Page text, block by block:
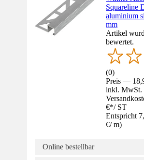
Squareline
aluminium
mm
Artikel
bewertet.
(0)
Preis —
inkl. MwSt.
€*/ ST
Entspricht
€/ m)
Online bestellbar